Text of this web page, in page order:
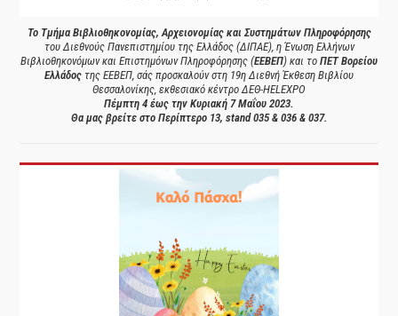
Το Τμήμα Βιβλιοθηκονομίας, Αρχειονομίας και Συστημάτων Πληροφόρησης
του Διεθνούς Πανεπιστημίου της Ελλάδος (ΔΙΠΑΕ), η Ένωση Ελλήνων
Βιβλιοθηκονόμων και Επιστημόνων Πληροφόρησης (ΕΕΒΕΠ) και το ΠΕΤ Βορείου
Ελλάδος της ΕΕΒΕΠ, σάς προσκαλούν στη 19η Διεθνή Έκθεση Βιβλίου
Θεσσαλονίκης, εκθεσιακό κέντρο ΔΕΘ-HELEXPO
Πέμπτη 4 έως την Κυριακή 7 Μαΐου 2023.
Θα μας βρείτε στο Περίπτερο 13, stand 035 & 036 & 037.